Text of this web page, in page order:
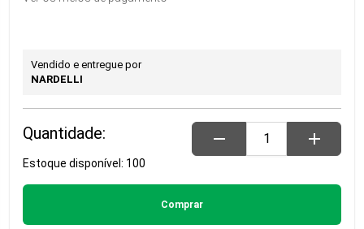
Vendido e entregue por
NARDELLI
Quantidade: remove add
Estoque disponível: 100
Comprar